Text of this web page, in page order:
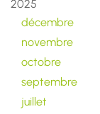
2025
décembre
novembre
octobre
septembre
juillet